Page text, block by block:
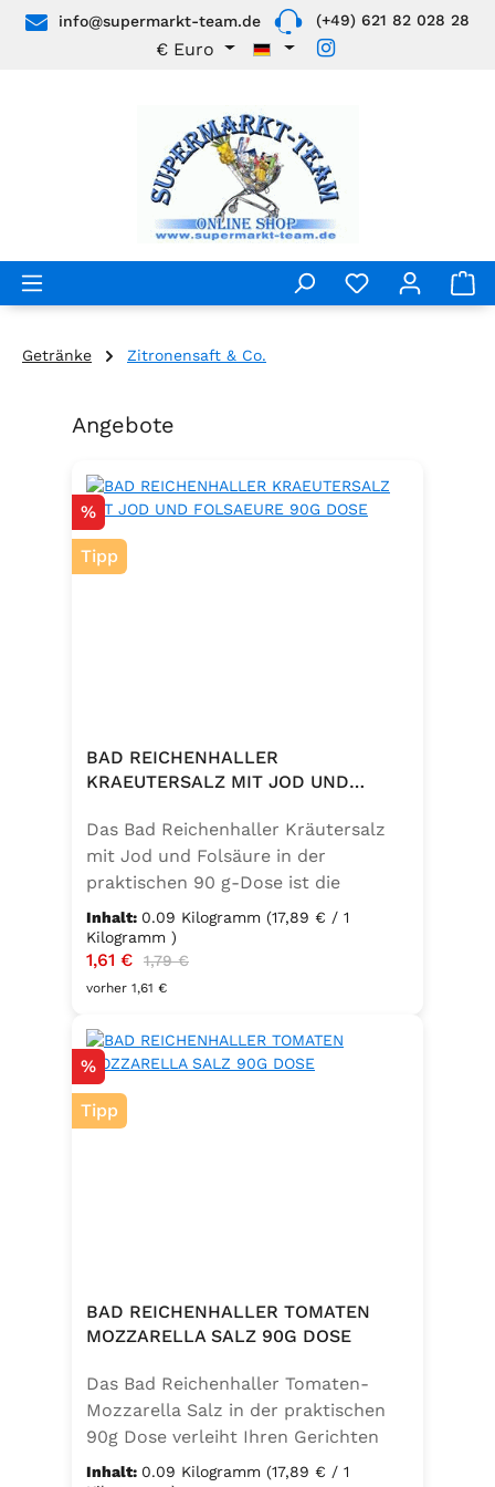
Zum Hauptinhalt springen
info@supermarkt-team.de (+49) 621 82 028 28
€ Euro
Getränke Zitronensaft & Co.
Produktgalerie überspringen
Angebote
Rabatt
%
Tipp
BAD REICHENHALLER
KRAEUTERSALZ MIT JOD UND
Das Bad Reichenhaller Kräutersalz
mit Jod und Folsäure in der
praktischen 90 g-Dose ist die
aromatische Würzmischung für eine
bewusste Ernährung. Fein
abgestimmte Gartenkräuter
verbinden sich mit hochwertigem
Küchenhelfer. Ideal zum Würzen von
Suppen, Salaten, Gemüse- und
Kartoffelgerichten. Geeignet für die
vegetarische und vegane Küche
Lorbeer, Rosmarin, Oregano,
Thymian), Trennmittel Calciumsalze
Kaliumjodat.
Inhalt: 0.09 Kilogramm (17,89 € / 1
Kilogramm )
Verkaufspreis:
1,61 € Regulärer Preis:
1,79 €
vorher 1,61 €
Rabatt
%
Tipp
BAD REICHENHALLER TOMATEN
MOZZARELLA SALZ 90G DOSE
Das Bad Reichenhaller Tomaten-
Mozzarella Salz in der praktischen
90g Dose verleiht Ihren Gerichten
eine mediterrane Note. Ideal für
Inhalt: 0.09 Kilogramm (17,89 € / 1